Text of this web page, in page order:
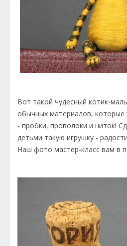
Вот такой чудесный котик-
обычных материалов, которые
- пробки, проволоки и ниток!
детьми такую игрушку -
Наш фото мастер-класс вам в